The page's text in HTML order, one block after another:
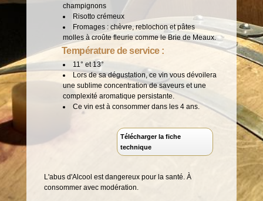
champignons
Risotto crémeux
Fromages : chèvre, reblochon et pâtes
molles à croûte fleurie comme le Brie de Meaux.
Température de service :
11° et 13°
Lors de sa dégustation, ce vin vous dévoilera
une sublime concentration de saveurs et une
complexité aromatique persistante.
Ce vin est à consommer dans les 4 ans.
Télécharger la fiche
technique
L'abus d'Alcool est dangereux pour la santé. À
consommer avec modération.